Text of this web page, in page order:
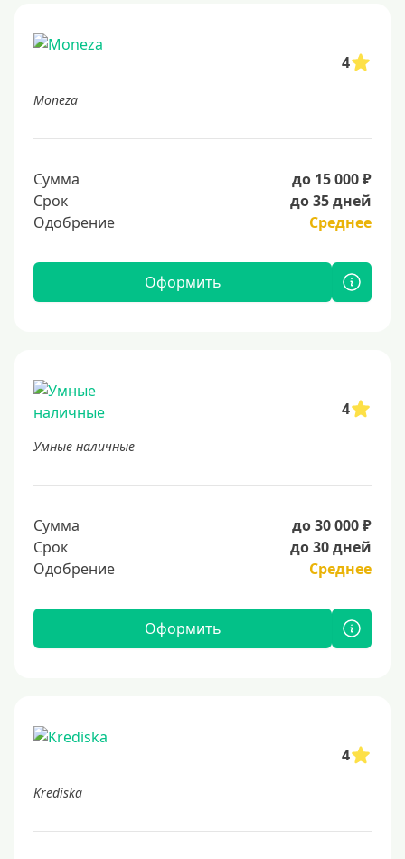
4
Moneza
Сумма
до 15 000 ₽
Срок
до 35 дней
Одобрение
Среднее
Оформить
4
Умные наличные
Сумма
до 30 000 ₽
Срок
до 30 дней
Одобрение
Среднее
Оформить
4
Krediska